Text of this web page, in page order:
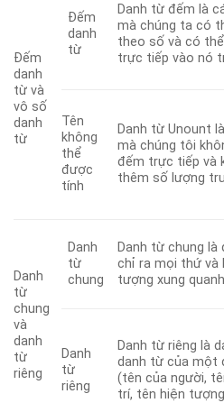
Đếm
danh
từ và
vô số
danh
từ
Đếm
danh
từ
Danh từ đếm là
mà chúng ta có
theo số và có
trực tiếp vào nó
Tên
không
thể
được
tính
Danh từ Unount
mà chúng tôi
đếm trực tiếp và
thêm số lượng
Danh
từ
chung
và
danh
từ
riêng
Danh
từ
chung
Danh từ chung là
chỉ ra mọi thứ và
tượng xung
Danh
từ
riêng
Danh từ riêng là
danh từ của một
(tên của người,
trí, tên hiện